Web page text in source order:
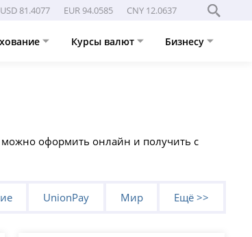
USD 81.4077 EUR 94.0585 CNY 12.0637
Курсы валют Бизнесу
можно оформить онлайн и получить с
UnionPay Мир Ещё >>